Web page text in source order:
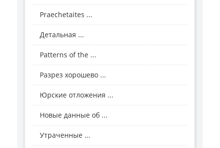
Praechetaites ...
Детальная ...
Patterns of the ...
Разрез хорошево ...
Юрские отложения ...
Новые данные об ...
Утраченные ...